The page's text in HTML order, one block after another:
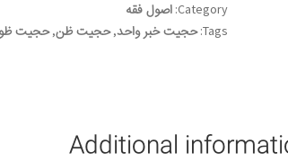
Category: اصول فقه
Tags: حجیت خبر واحد,حجیت ظن,حجیت
Additional